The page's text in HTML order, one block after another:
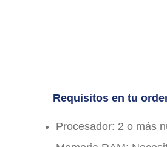
Requisitos en tu
Procesador: 2 o más